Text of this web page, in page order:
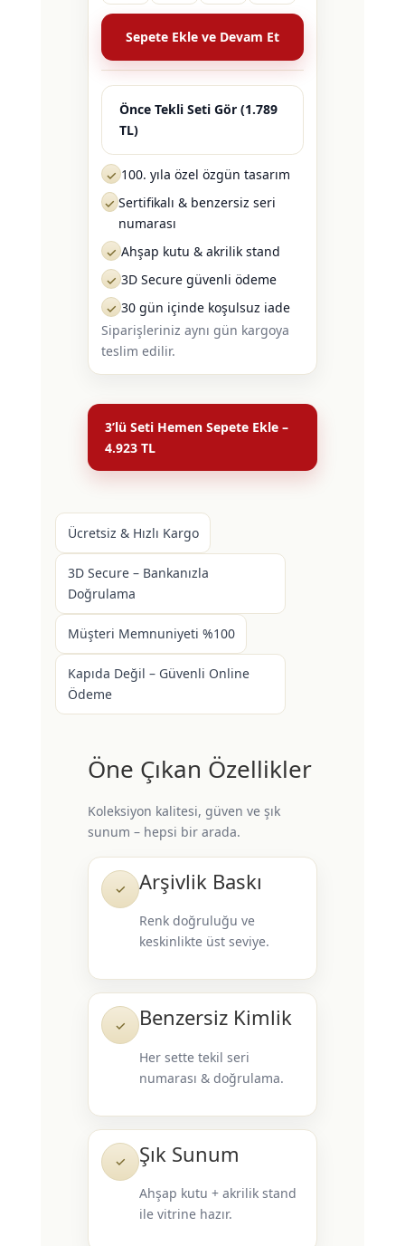
Sepete Ekle ve Devam Et
Önce Tekli Seti Gör (1.789
TL)
✓ 100. yıla özel özgün tasarım
✓ Sertifikalı & benzersiz seri
numarası
✓ Ahşap kutu & akrilik stand
✓ 3D Secure güvenli ödeme
✓ 30 gün içinde koşulsuz iade
Siparişleriniz aynı gün kargoya
teslim edilir.
3’lü Seti Hemen Sepete Ekle –
4.923 TL
Ücretsiz & Hızlı Kargo
3D Secure – Bankanızla
Doğrulama
Müşteri Memnuniyeti %100
Kapıda Değil – Güvenli Online
Ödeme
Öne Çıkan Özellikler
Koleksiyon kalitesi, güven ve şık
sunum – hepsi bir arada.
✓ Arşivlik Baskı
Renk doğruluğu ve
keskinlikte üst seviye.
✓ Benzersiz Kimlik
Her sette tekil seri
numarası & doğrulama.
✓ Şık Sunum
Ahşap kutu + akrilik stand
ile vitrine hazır.